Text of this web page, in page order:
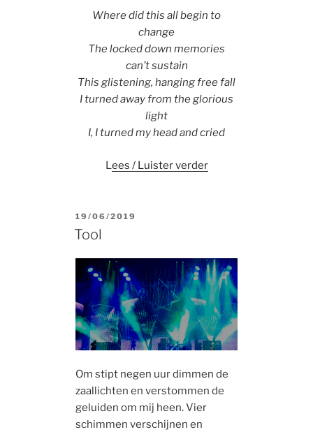
Where did this all begin to
change
The locked down memories
can’t sustain
This glistening, hanging free fall
I turned away from the glorious
light
I, I turned my head and cried
Lees / Luister verder
POSTED
ON
19/06/2019
Tool
Om stipt negen uur dimmen de
zaallichten en verstommen de
geluiden om mij heen. Vier
schimmen verschijnen en